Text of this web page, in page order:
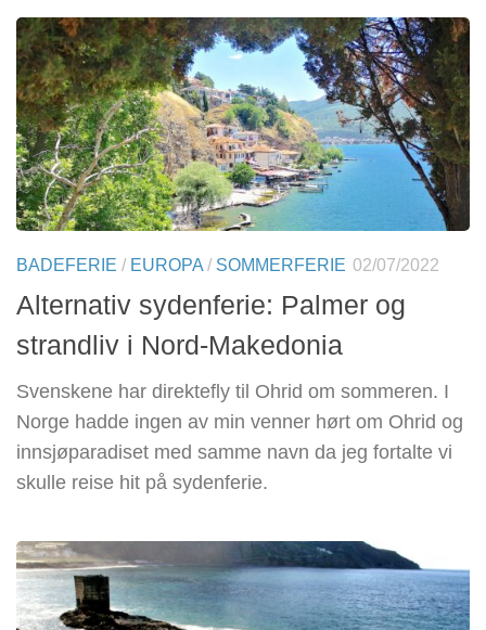
BADEFERIE / EUROPA/ SOMMERFERIE 02/07/2022
Alternativ sydenferie: Palmer og
strandliv i Nord-Makedonia
Svenskene har direktefly til Ohrid om sommeren. I
Norge hadde ingen av min venner hørt om Ohrid og
innsjøparadiset med samme navn da jeg fortalte vi
skulle reise hit på sydenferie.